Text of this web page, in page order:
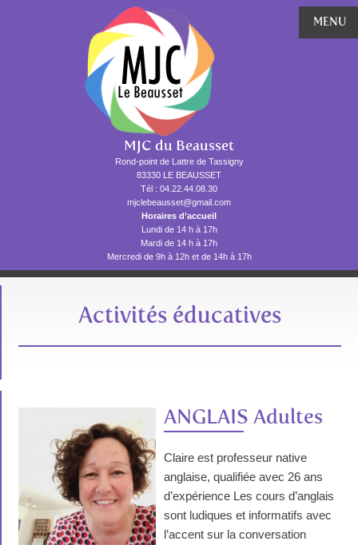
MENU
MJC du Beausset
Rond-point de Lattre de Tassigny
83330 LE BEAUSSET
Tél : 04.22.44.08.30
mjclebeausset@gmail.com
Horaires d’accueil
Lundi de 14 h à 17h
Mardi de 14 h à 17h
Mercredi de 9h à 12h et de 14h à 17h
Activités éducatives
ANGLAIS Adultes
Claire est professeur native
anglaise, qualifiée avec 26 ans
d’expérience Les cours d’anglais
sont ludiques et informatifs avec
l’accent sur la conversation